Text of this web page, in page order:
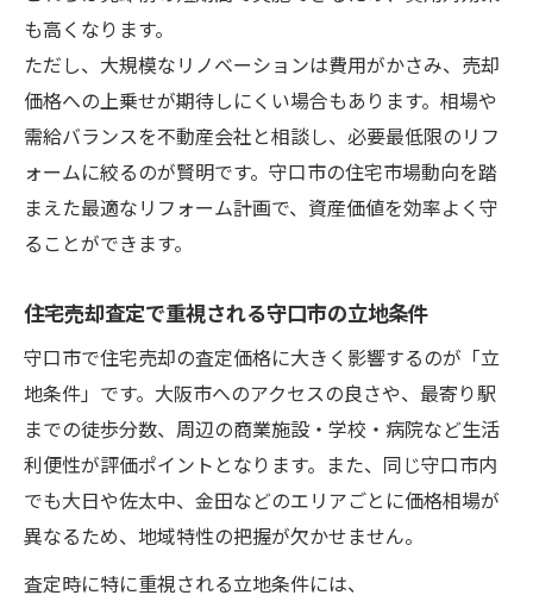
も高くなります。
ただし、大規模なリノベーションは費用がかさみ、売却
価格への上乗せが期待しにくい場合もあります。相場や
需給バランスを不動産会社と相談し、必要最低限のリフ
ォームに絞るのが賢明です。守口市の住宅市場動向を踏
まえた最適なリフォーム計画で、資産価値を効率よく守
ることができます。
住宅売却査定で重視される守口市の立地条件
守口市で住宅売却の査定価格に大きく影響するのが「立
地条件」です。大阪市へのアクセスの良さや、最寄り駅
までの徒歩分数、周辺の商業施設・学校・病院など生活
利便性が評価ポイントとなります。また、同じ守口市内
でも大日や佐太中、金田などのエリアごとに価格相場が
異なるため、地域特性の把握が欠かせません。
査定時に特に重視される立地条件には、